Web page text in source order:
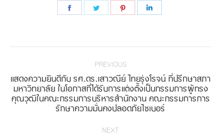
Share
Share
Share
PREVIOUS
Previous
post:
แสดงความยินดีกับ รศ.ดร.เสาวณีย์ ไทยรุ่งโรจน์ ที่ปรึกษาสภา
มหาวิทยาลัย ในโอกาสที่ได้รับการแต่งตั้งเป็นกรรมการผู้ทรง
คุณวุฒิในคณะกรรมการบริหารสำนักงาน คณะกรรมการการ
รักษาความมั่นคงปลอดภัยไซเบอร์
NEXT